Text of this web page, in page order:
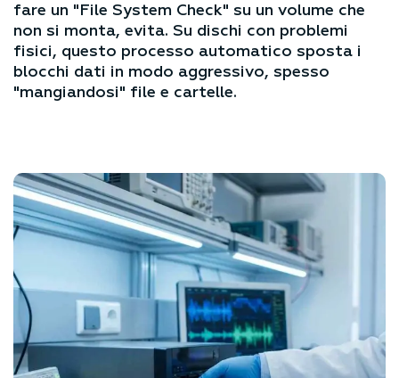
fare un "File System Check" su un volume che
non si monta, evita. Su dischi con problemi
fisici, questo processo automatico sposta i
blocchi dati in modo aggressivo, spesso
"mangiandosi" file e cartelle.